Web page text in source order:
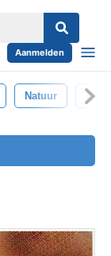
Aanmelden
Natuur Retro